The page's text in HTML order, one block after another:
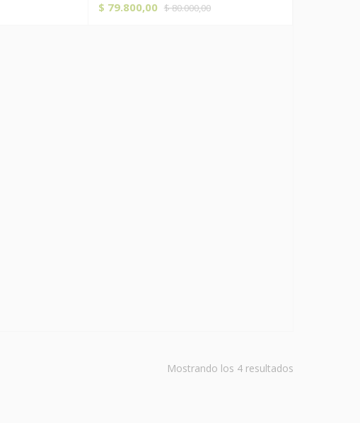
$80.000,00
El
$ 79.800,00
El
Mostrando los 4 resultadosOrdenado